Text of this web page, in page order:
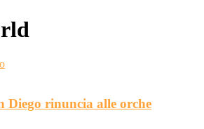
Diego rinuncia alle orche